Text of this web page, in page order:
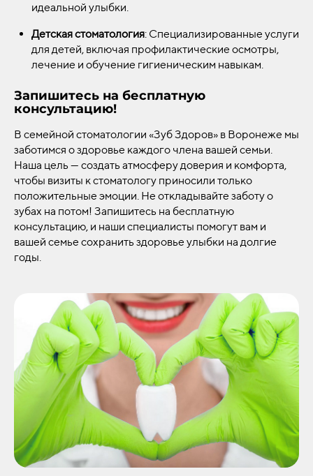
идеальной улыбки.
Детская стоматология: Специализированные услуги
для детей, включая профилактические осмотры,
лечение и обучение гигиеническим навыкам.
Запишитесь на бесплатную
консультацию!
В семейной стоматологии «Зуб Здоров» в Воронеже мы
заботимся о здоровье каждого члена вашей семьи.
Наша цель — создать атмосферу доверия и комфорта,
чтобы визиты к стоматологу приносили только
положительные эмоции. Не откладывайте заботу о
зубах на потом! Запишитесь на бесплатную
консультацию, и наши специалисты помогут вам и
вашей семье сохранить здоровье улыбки на долгие
годы.